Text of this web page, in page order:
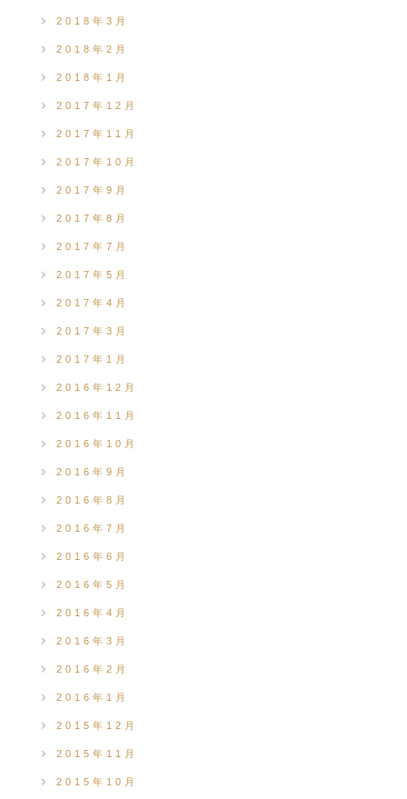
2018年3月
2018年2月
2018年1月
2017年12月
2017年11月
2017年10月
2017年9月
2017年8月
2017年7月
2017年5月
2017年4月
2017年3月
2017年1月
2016年12月
2016年11月
2016年10月
2016年9月
2016年8月
2016年7月
2016年6月
2016年5月
2016年4月
2016年3月
2016年2月
2016年1月
2015年12月
2015年11月
2015年10月